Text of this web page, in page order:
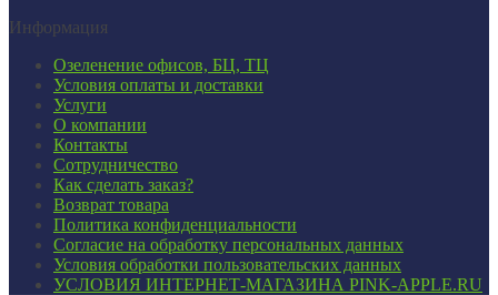
Информация
Озеленение офисов, БЦ, ТЦ
Условия оплаты и доставки
Услуги
О компании
Контакты
Сотрудничество
Как сделать заказ?
Возврат товара
Политика конфиденциальности
Согласие ​на обработку персональных данных
Условия обработки пользовательских данных
УСЛОВИЯ ИНТЕРНЕТ-МАГАЗИНА PINK-APPLE.RU